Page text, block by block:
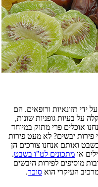
ידי תזונאיות ורופאים. הם
על בעיות גופניות שונות,
אוכלים פרי מתוק במיוחד
פירות יבשים? לא מעט פירות
ואותם אנחנו צורכים הן
או מתכונים לט"ו בשבט.
מוסיפים לפירות היבשים
העיקרי הוא סוכר.